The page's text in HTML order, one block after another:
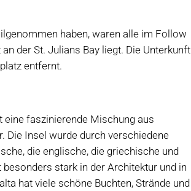
haben, waren alle im Follow
der St. Julians Bay liegt. Die Unterkunft
entfernt.
eine faszinierende Mischung aus
Die Insel wurde durch verschiedene
die englische, die griechische und
stark in der Architektur und in
hat viele schöne Buchten, Strände und